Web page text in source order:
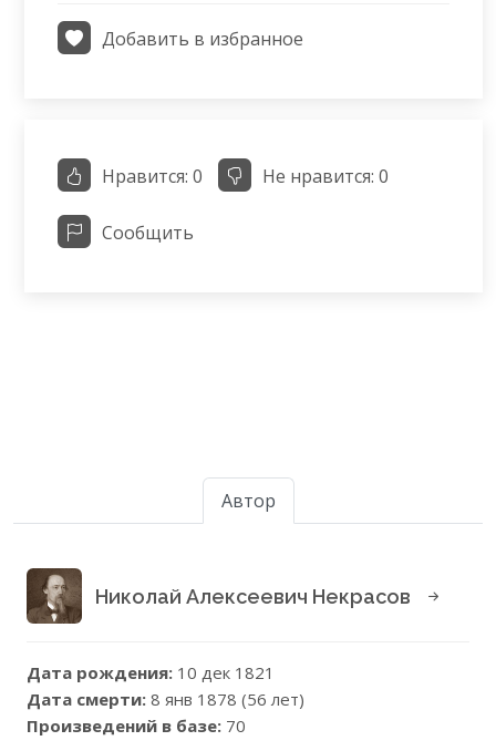
Добавить в избранное
Нравится: 0 Не нравится: 0
Сообщить
Автор
Николай Алексеевич Некрасов
Дата рождения: 10 дек 1821
Дата смерти: 8 янв 1878 (56 лет)
Произведений в базе: 70